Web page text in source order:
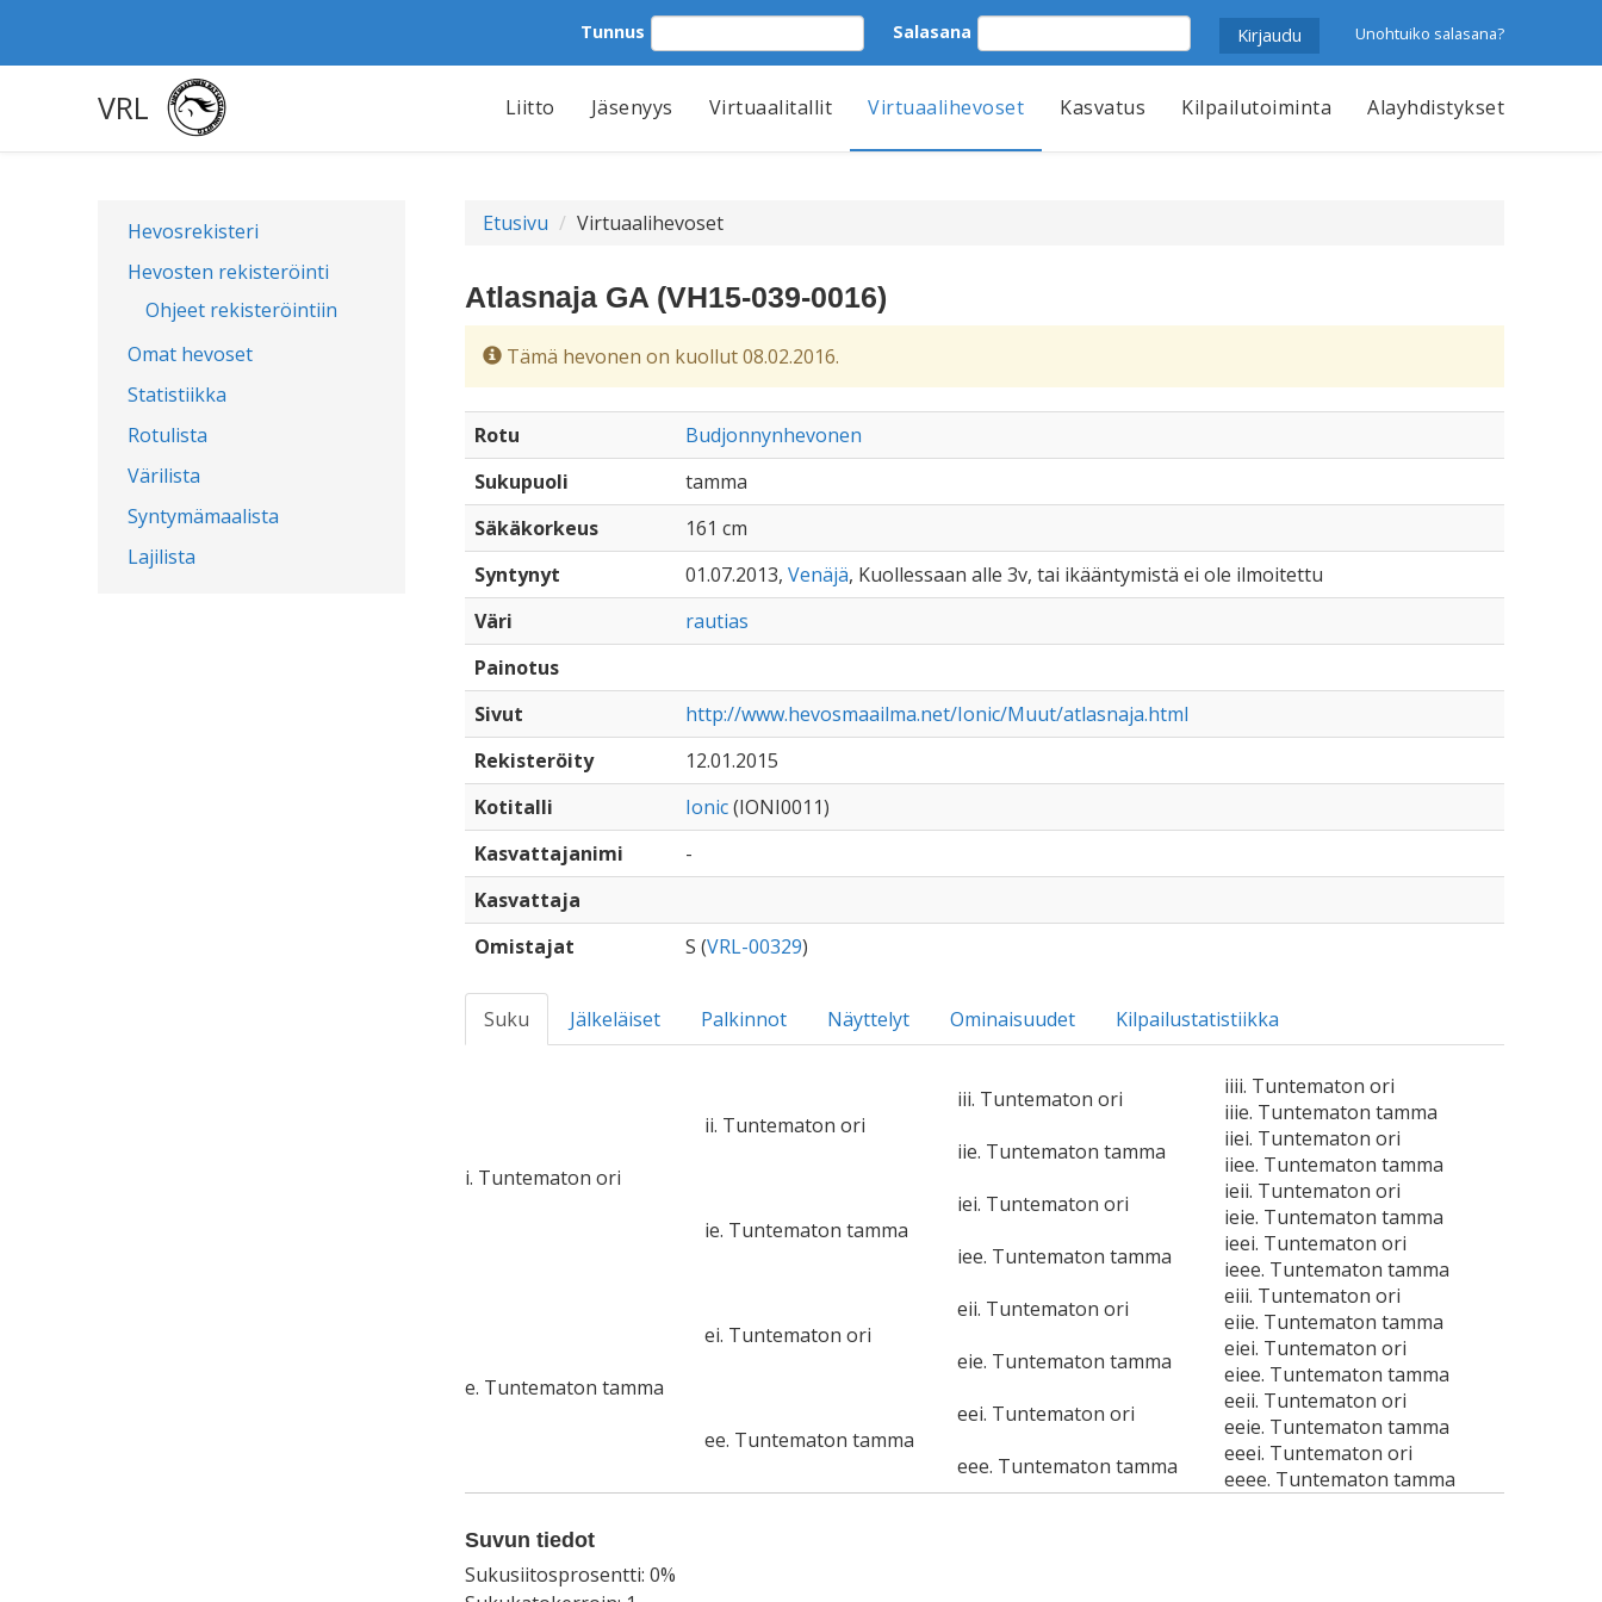
Tunnus Salasana Unohtuiko salasana?
VRL Liitto Jäsenyys Virtuaalitallit Virtuaalihevoset Kasvatus Kilpailutoiminta Alayhdistykset
Hevosrekisteri
Hevosten rekisteröinti
Ohjeet rekisteröintiin
Omat hevoset
Statistiikka
Rotulista
Värilista
Syntymämaalista
Lajilista
Etusivu Virtuaalihevoset
Atlasnaja GA (VH15-039-0016)
Tämä hevonen on kuollut 08.02.2016.
Rotu
Budjonnynhevonen
Sukupuoli
tamma
Säkäkorkeus
161 cm
Syntynyt
01.07.2013, Venäjä, Kuollessaan alle 3v, tai ikääntymistä ei ole ilmoitettu
Väri
rautias
Painotus
Sivut
http://www.hevosmaailma.net/Ionic/Muut/atlasnaja.html
Rekisteröity
12.01.2015
Kotitalli
Ionic(IONI0011)
Kasvattajanimi
-
Kasvattaja
Omistajat
S (VRL-00329)
Suku Jälkeläiset Palkinnot Näyttelyt Ominaisuudet Kilpailustatistiikka
i. Tuntematon ori
ii. Tuntematon ori
iii. Tuntematon ori
iiii. Tuntematon ori
iiie. Tuntematon tamma
iie. Tuntematon tamma
iiei. Tuntematon ori
iiee. Tuntematon tamma
ie. Tuntematon tamma
iei. Tuntematon ori
ieii. Tuntematon ori
ieie. Tuntematon tamma
iee. Tuntematon tamma
ieei. Tuntematon ori
ieee. Tuntematon tamma
e. Tuntematon tamma
ei. Tuntematon ori
eii. Tuntematon ori
eiii. Tuntematon ori
eiie. Tuntematon tamma
eie. Tuntematon tamma
eiei. Tuntematon ori
eiee. Tuntematon tamma
ee. Tuntematon tamma
eei. Tuntematon ori
eeii. Tuntematon ori
eeie. Tuntematon tamma
eee. Tuntematon tamma
eeei. Tuntematon ori
eeee. Tuntematon tamma
Suvun tiedot
Sukusiitosprosentti: 0%